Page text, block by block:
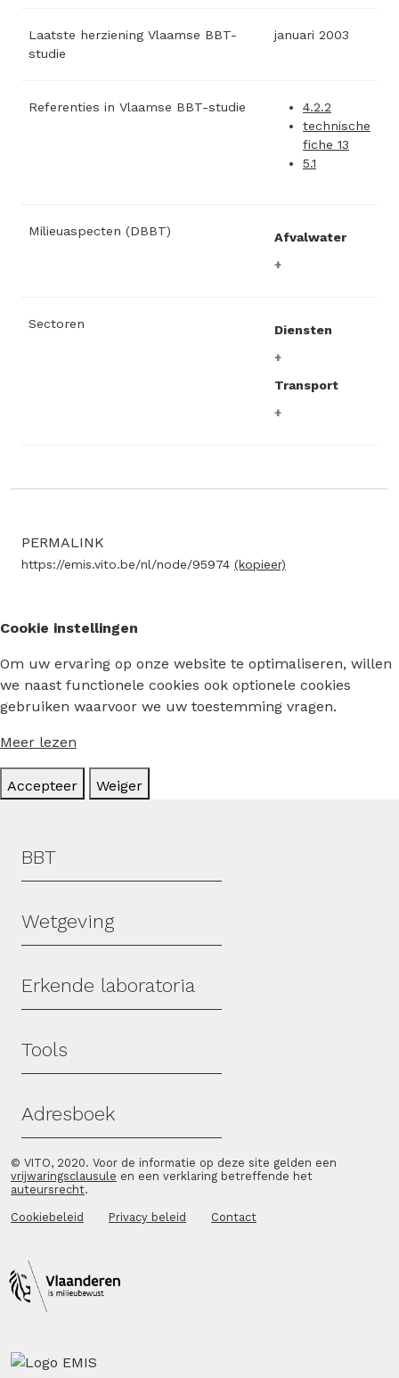
Laatste herziening Vlaamse BBT-
studie
januari 2003
Referenties in Vlaamse BBT-studie
4.2.2
technische
fiche 13
5.1
Milieuaspecten (DBBT) Afvalwater
Sectoren Diensten
Transport
PERMALINK
https://emis.vito.be/nl/node/95974 (kopieer)
Cookie instellingen
Om uw ervaring op onze website te optimaliseren, willen
we naast functionele cookies ook optionele cookies
gebruiken waarvoor we uw toestemming vragen.
Meer lezen
Accepteer Weiger
Hoofdmenu
BBT
Wetgeving
Erkende laboratoria
Tools
Adresboek
© VITO, 2020. Voor de informatie op deze site gelden een
vrijwaringsclausule en een verklaring betreffende het
auteursrecht.
Cookiebeleid Privacy beleid Contact